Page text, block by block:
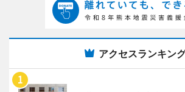
アクセスランキン